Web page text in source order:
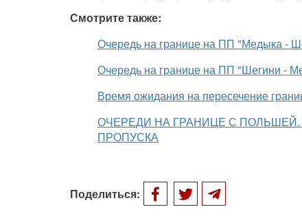
Смотрите также:
Очередь на границе на ПП "Медыка -
Очередь на границе на ПП "Шегини -
Время ожидания на пересечение
ОЧЕРЕДИ НА ГРАНИЦЕ С
ПРОПУСКА
Поделиться: